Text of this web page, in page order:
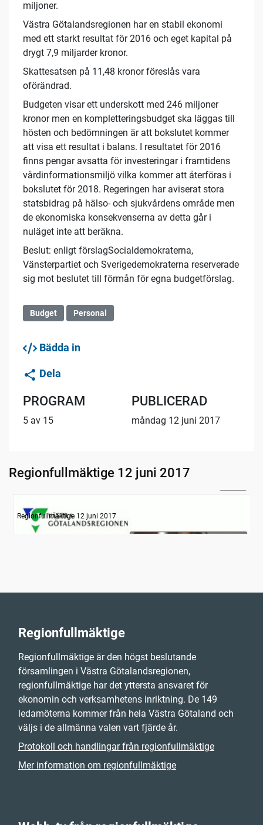
miljoner.
Västra Götalandsregionen har en stabil ekonomi
med ett starkt resultat för 2016 och eget kapital på
drygt 7,9 miljarder kronor.
Skattesatsen på 11,48 kronor föreslås vara
oförändrad.
Budgeten visar ett underskott med 246 miljoner
kronor men en kompletteringsbudget ska läggas till
hösten och bedömningen är att bokslutet kommer
att visa ett resultat i balans. I resultatet för 2016
finns pengar avsatta för investeringar i framtidens
vårdinformationsmiljö vilka kommer att återföras i
bokslutet för 2018. Regeringen har aviserat stora
statsbidrag på hälso- och sjukvårdens område men
de ekonomiska konsekvenserna av detta går i
nuläget inte att beräkna.
Beslut: enligt förslagSocialdemokraterna,
Vänsterpartiet och Sverigedemokraterna reserverade
sig mot beslutet till förmån för egna budgetförslag.
Budget Personal
Bädda in
Dela
PROGRAM
5 av 15
PUBLICERAD
måndag 12 juni 2017
Regionfullmäktige 12 juni 2017
Information om dagens ärenden
Regionfullmäktige 12 juni 2017
Regionfullmäktige
Regionfullmäktige är den högst beslutande
församlingen i Västra Götalandsregionen,
regionfullmäktige har det yttersta ansvaret för
ekonomin och verksamhetens inriktning. De 149
ledamöterna kommer från hela Västra Götaland och
väljs i de allmänna valen vart fjärde år.
Protokoll och handlingar från regionfullmäktige
Mer information om regionfullmäktige